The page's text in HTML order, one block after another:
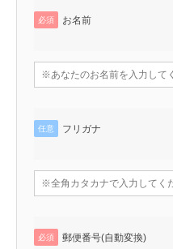
必須 お名前
任意 フリガナ
必須 郵便番号(自動変換)